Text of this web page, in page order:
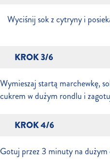
Wyciśnij sok z cytryny i
KROK 3/6
Wymieszaj startą marchewkę,
cukrem w dużym rondlu i
KROK 4/6
Gotuj przez 3 minuty na dużym